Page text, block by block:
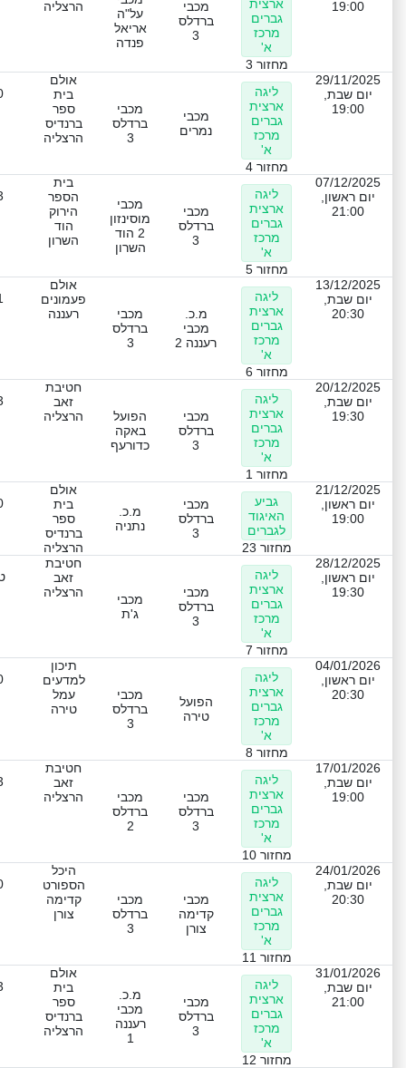
19:00
ארצית
גברים
מרכז
א'
מחזור 3
מכבי
ברדלס
3
על"ה
אריאל
פנדה
הרצליה
29/11/2025
יום שבת,
19:00
ליגה
ארצית
גברים
מרכז
א'
מחזור 4
מכבי
נמרים
מכבי
ברדלס
3
אולם
בית
ספר
ברנדיס
הרצליה
07/12/2025
יום ראשון,
21:00
ליגה
ארצית
גברים
מרכז
א'
מחזור 5
מכבי
ברדלס
3
מכבי
מוסינזון
2 הוד
השרון
בית
הספר
הירוק
הוד
השרון
13/12/2025
יום שבת,
20:30
ליגה
ארצית
גברים
מרכז
א'
מחזור 6
מ.כ.
מכבי
רעננה 2
מכבי
ברדלס
3
אולם
פעמונים
רעננה
20/12/2025
יום שבת,
19:30
ליגה
ארצית
גברים
מרכז
א'
מחזור 1
מכבי
ברדלס
3
הפועל
באקה
כדורעף
חטיבת
זאב
הרצליה
21/12/2025
יום ראשון,
19:00
גביע
האיגוד
לגברים
מחזור 23
מכבי
ברדלס
3
מ.כ.
נתניה
אולם
בית
ספר
ברנדיס
הרצליה
28/12/2025
יום ראשון,
19:30
ליגה
ארצית
גברים
מרכז
א'
מחזור 7
מכבי
ברדלס
3
מכבי
ג'ת
חטיבת
זאב
הרצליה
04/01/2026
יום ראשון,
20:30
ליגה
ארצית
גברים
מרכז
א'
מחזור 8
הפועל
טירה
מכבי
ברדלס
3
תיכון
למדעים
עמל
טירה
17/01/2026
יום שבת,
19:00
ליגה
ארצית
גברים
מרכז
א'
מחזור 10
מכבי
ברדלס
3
מכבי
ברדלס
2
חטיבת
זאב
הרצליה
24/01/2026
יום שבת,
20:30
ליגה
ארצית
גברים
מרכז
א'
מחזור 11
מכבי
קדימה
צורן
מכבי
ברדלס
3
היכל
הספורט
קדימה
צורן
31/01/2026
יום שבת,
21:00
ליגה
ארצית
גברים
מרכז
א'
מחזור 12
מכבי
ברדלס
3
מ.כ.
מכבי
רעננה
1
אולם
בית
ספר
ברנדיס
הרצליה